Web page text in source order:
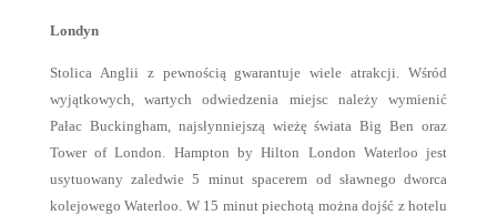
Londyn
Stolica Anglii z pewnością gwarantuje wiele atrakcji. Wśród
wyjątkowych, wartych odwiedzenia miejsc należy wymienić
Pałac Buckingham, najsłynniejszą wieżę świata Big Ben oraz
Tower of London. Hampton by Hilton London Waterloo jest
usytuowany zaledwie 5 minut spacerem od sławnego dworca
kolejowego Waterloo. W 15 minut piechotą można dojść z hotelu